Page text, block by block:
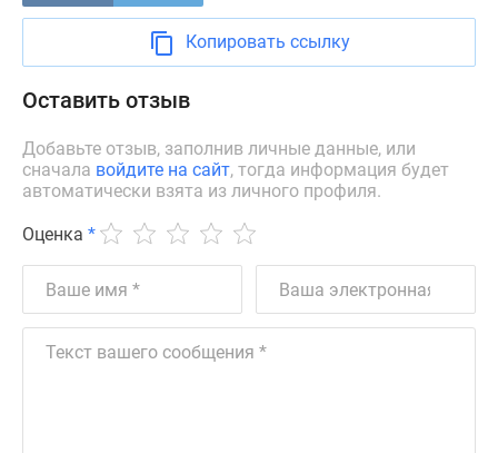
Военная
Банки
Медиа
Новости
недвижимости
Мнение
Аналитика
рынка
Покупателю
Экспертиза
Копировать ссылку
Оставить отзыв
Добавьте отзыв, заполнив личные данные, или
сначала войдите на сайт, тогда информация будет
автоматически взята из личного профиля.
Оценка *